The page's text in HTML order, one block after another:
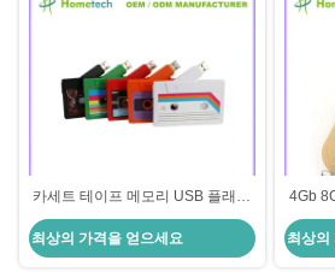
카세트 테이프 메모리 USB 플래시
드라이브 4GB 8GB 16GB 32GB
64GB 128GB 사용자 지정 로고
최상의 가격을 얻으세요
4Gb
스틱
최상의